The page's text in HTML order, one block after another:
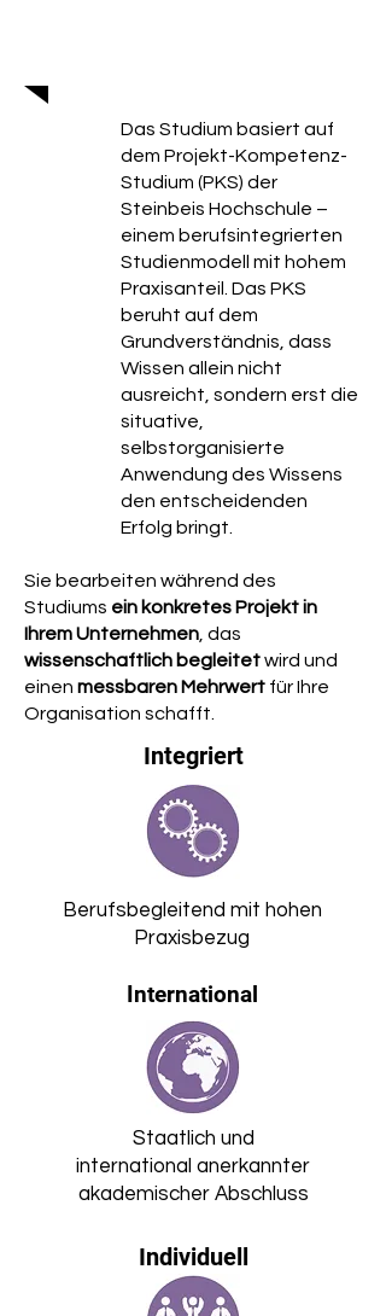
Das Studium basiert auf
dem Projekt-Kompetenz-
Studium (PKS) der
Steinbeis Hochschule –
einem berufsintegrierten
Studienmodell mit hohem
Praxisanteil. Das PKS
beruht auf dem
Grundverständnis, dass
Wissen allein nicht
ausreicht, sondern erst die
situative,
selbstorganisierte
Anwendung des Wissens
den entscheidenden
Erfolg bringt.
Sie bearbeiten während des
Studiums ein konkretes Projekt in
Ihrem Unternehmen , das
wissenschaftlich begleitetwird und
einen messbaren Mehrwert für Ihre
Organisation schafft.
Integriert
Berufsbegleitend mit hohen
Praxisbezug
International
Staatlich und
international anerkannter
akademischer Abschluss
Individuell